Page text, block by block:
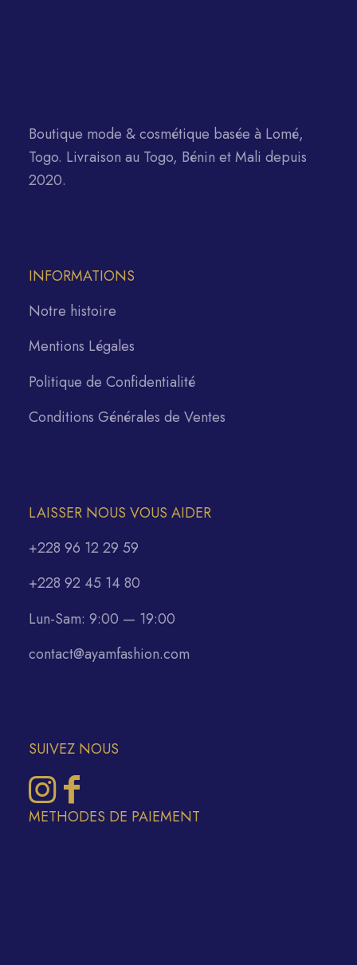
Boutique mode & cosmétique basée à Lomé,
Togo. Livraison au Togo, Bénin et Mali depuis
2020.
INFORMATIONS
Notre histoire
Mentions Légales
Politique de Confidentialité
Conditions Générales de Ventes
LAISSER NOUS VOUS AIDER
+228 96 12 29 59
+228 92 45 14 80
Lun-Sam: 9:00 — 19:00
contact@ayamfashion.com
SUIVEZ NOUS
METHODES DE PAIEMENT